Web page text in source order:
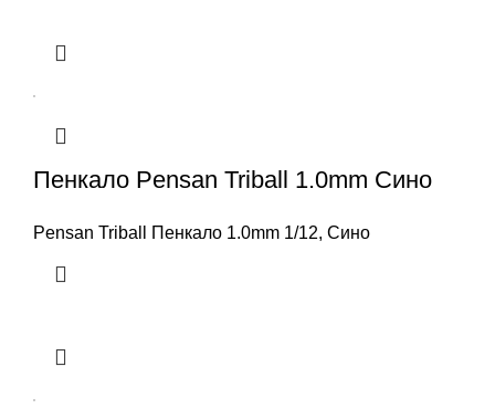
Пенкало Pensan Triball 1.0mm Сино
Pensan Triball Пенкало 1.0mm 1/12, Сино